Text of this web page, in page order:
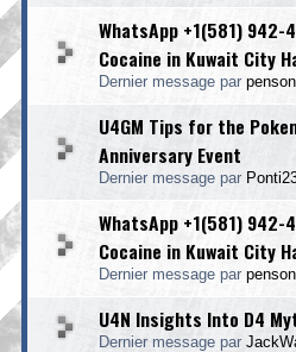
WhatsApp +1(581) 942-
Cocaine in Kuwait City
Dernier message par penson
U4GM Tips for the
Anniversary Event
Dernier message par
WhatsApp +1(581) 942-
Cocaine in Kuwait City
Dernier message par penson
U4N Insights Into D4
Dernier message par